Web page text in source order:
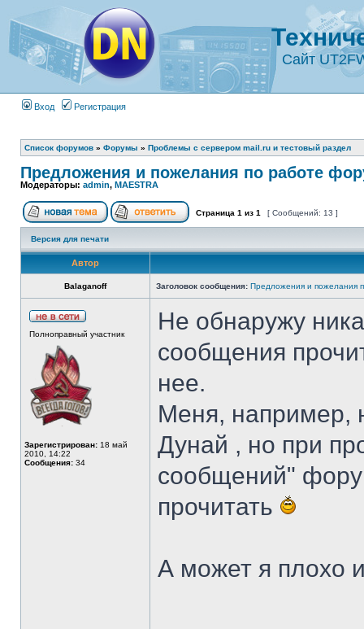
Сайт
Вход Регистрация
Список форумов » Форумы » Проблемы с сервером mail.ru и тестовый раздел
Предложения и пожелания по работе
Модераторы: admin, MAESTRA
Страница 1 из 1 [ Сообщений: 13 ]
Версия для печати
Автор
Balaganoff Заголовок сообщения: Предложения и пожелания
Полноправный участник
Зарегистрирован: 18 май
2010, 14:22
Сообщения: 34
Не обнаружу
сообщения
нее.
Меня, например,
Дунай , но при
сообщений"
прочитать
А может я плохо